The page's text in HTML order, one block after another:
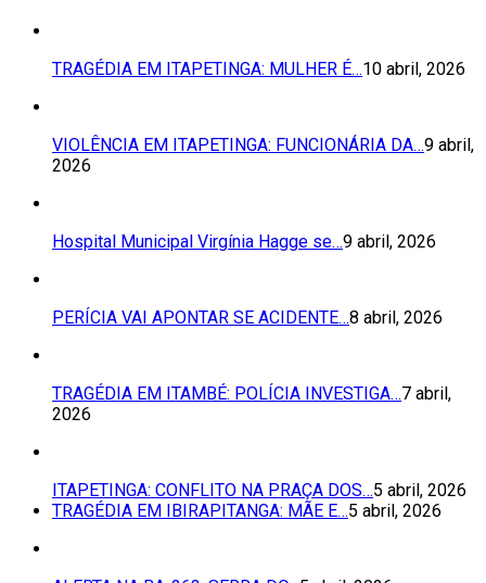
TRAGÉDIA EM ITAPETINGA: MULHER É…10 abril, 2026
VIOLÊNCIA EM ITAPETINGA: FUNCIONÁRIA DA…9 abril,
2026
Hospital Municipal Virgínia Hagge se…9 abril, 2026
PERÍCIA VAI APONTAR SE ACIDENTE…8 abril, 2026
TRAGÉDIA EM ITAMBÉ: POLÍCIA INVESTIGA…7 abril,
2026
ITAPETINGA: CONFLITO NA PRAÇA DOS…5 abril, 2026
TRAGÉDIA EM IBIRAPITANGA: MÃE E…5 abril, 2026